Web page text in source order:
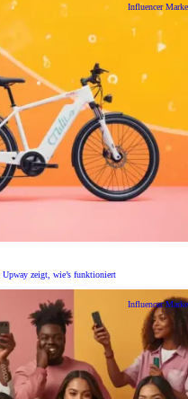
Influencer
zeigt, wie’s funktioniert
Influencer